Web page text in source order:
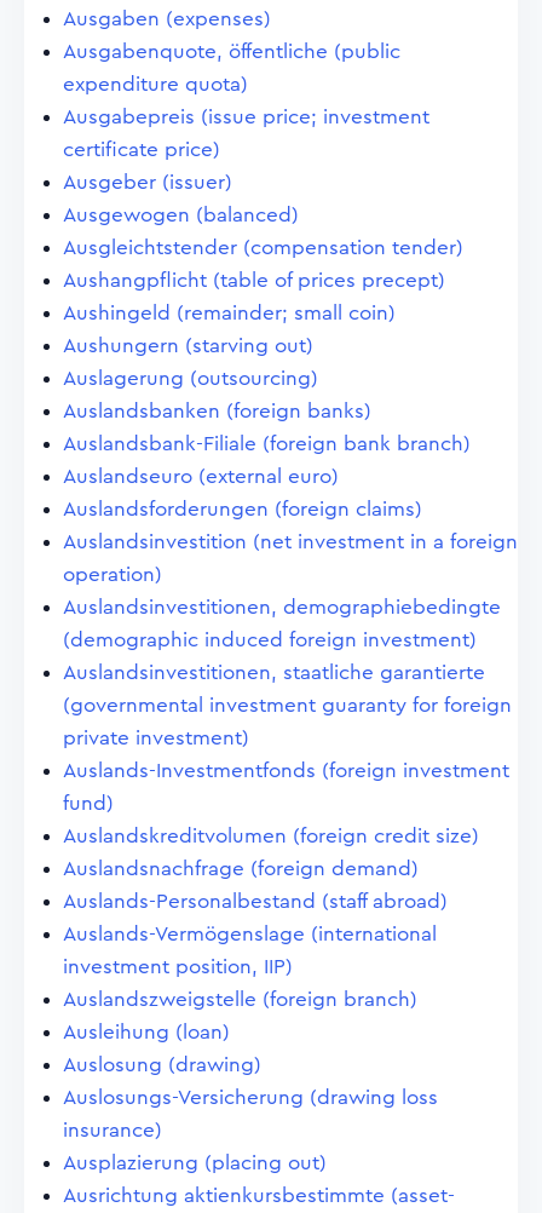
Ausgaben (expenses)
Ausgabenquote, öffentliche (public
expenditure quota)
Ausgabepreis (issue price; investment
certificate price)
Ausgeber (issuer)
Ausgewogen (balanced)
Ausgleichtstender (compensation tender)
Aushangpflicht (table of prices precept)
Aushingeld (remainder; small coin)
Aushungern (starving out)
Auslagerung (outsourcing)
Auslandsbanken (foreign banks)
Auslandsbank-Filiale (foreign bank branch)
Auslandseuro (external euro)
Auslandsforderungen (foreign claims)
Auslandsinvestition (net investment in a foreign
operation)
Auslandsinvestitionen, demographiebedingte
(demographic induced foreign investment)
Auslandsinvestitionen, staatliche garantierte
(governmental investment guaranty for foreign
private investment)
Auslands-Investmentfonds (foreign investment
fund)
Auslandskreditvolumen (foreign credit size)
Auslandsnachfrage (foreign demand)
Auslands-Personalbestand (staff abroad)
Auslands-Vermögenslage (international
investment position, IIP)
Auslandszweigstelle (foreign branch)
Ausleihung (loan)
Auslosung (drawing)
Auslosungs-Versicherung (drawing loss
insurance)
Ausplazierung (placing out)
Ausrichtung aktienkursbestimmte (asset-